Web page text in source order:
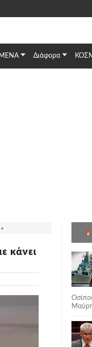
Διάφορα
κάνει